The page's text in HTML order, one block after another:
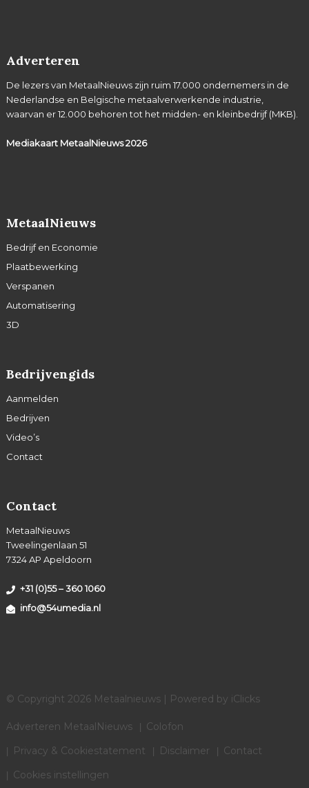
Adverteren
De lezers van MetaalNieuws zijn ruim 17.000 ondernemers in de
Nederlandse en Belgische metaalverwerkende industrie,
waarvan er 12.000 behoren tot het midden- en kleinbedrijf (MKB).
Mediakaart MetaalNieuws2026
MetaalNieuws
Bedrijf en Economie
Plaatbewerking
Verspanen
Automatisering
3D
Bedrijvengids
Aanmelden
Bedrijven
Video’s
Contact
Contact
MetaalNieuws
Tweelingenlaan 51
7324 AP Apeldoorn
+31 (0)55 – 360 1060
info@54umedia.nl
© Copyright 2026 Metaalnieuws | Powered by iClicks
Adverteren MetaalNieuws
Colofon
Privacy & Cookiestatement
Disclaimer
Contact
Cookies instellingen